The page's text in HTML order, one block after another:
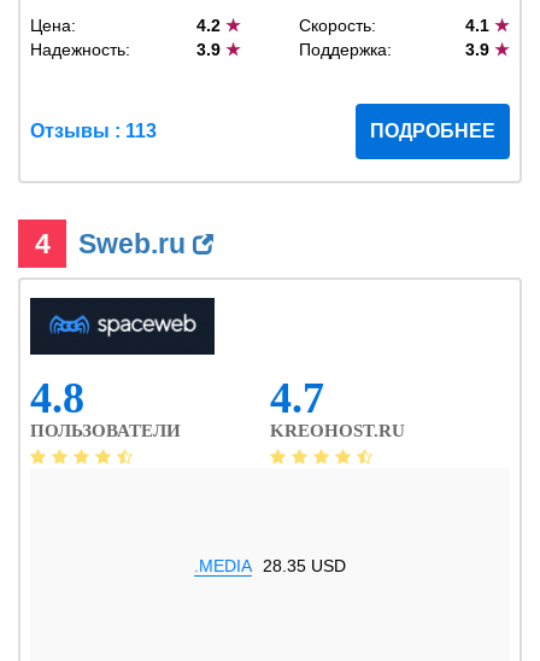
Цена: 4.2★ Скорость: 4.1 ★
Надежность:
3.9★ Поддержка: 3.9 ★
Отзывы : 113 ПОДРОБНЕЕ
4 Sweb.ru
4.8
ПОЛЬЗОВАТЕЛИ
4.7
KREOHOST.RU
.MEDIA 28.35 USD